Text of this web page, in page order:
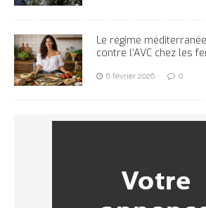
Le régime
contre l’AVC chez les
6 février 2026 0